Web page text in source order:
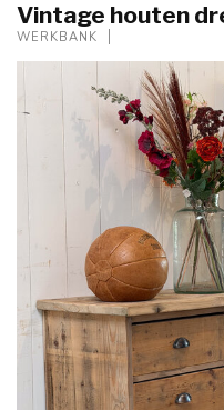
Vintage houten
WERKBANK